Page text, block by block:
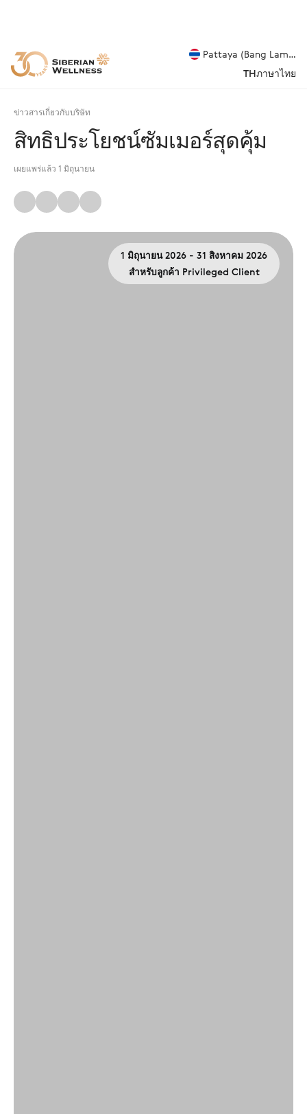
Pattaya (Bang
THภาษาไทย
ข่าวสารเกี่ยวกับบริษัท
สิทธิประโยชน์ซัมเมอร์สุดคุ้ม
เผยแพร่แล้ว 1 มิถุนายน
1 มิถุนายน 2026 - 31 สิงหาคม 2026
สำหรับลูกค้า Privileged Client